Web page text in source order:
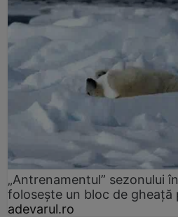
„Antrenamentul” sezonului
folosește un bloc de gheață
adevarul.ro